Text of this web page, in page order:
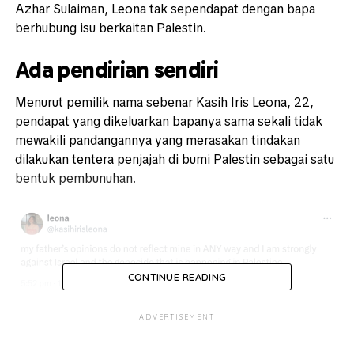
Azhar Sulaiman, Leona tak sependapat dengan bapa
berhubung isu berkaitan Palestin.
Ada pendirian sendiri
Menurut pemilik nama sebenar Kasih Iris Leona, 22,
pendapat yang dikeluarkan bapanya sama sekali tidak
mewakili pandangannya yang merasakan tindakan
dilakukan tentera penjajah di bumi Palestin sebagai satu
bentuk pembunuhan.
Leona tak sependapat dengan
CONTINUE READING
ADVERTISEMENT